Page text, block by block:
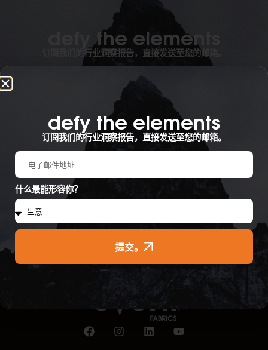
defy the elements​
订阅我们的行业洞察报告，直接发送至您的邮箱。
defy the elements​
订阅我们的行业洞察报告，直接发送至您的邮箱。
什么最能形容你？
提交。